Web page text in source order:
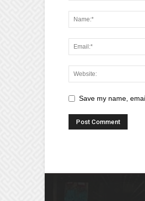
Save my name,